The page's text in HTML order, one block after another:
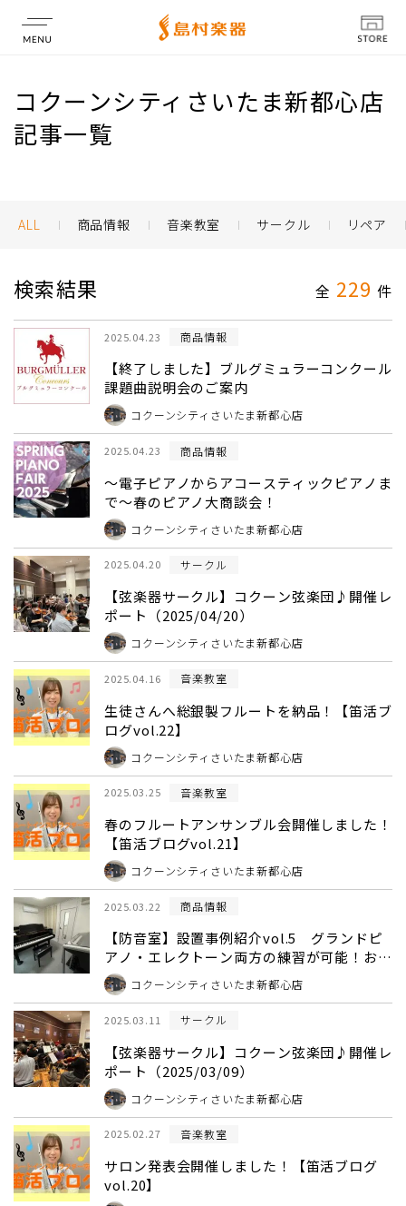
店舗情報
コクーンシティさいたま新都心店
記事一覧
ALL 商品情報 音楽教室 サークル リペア
検索結果 全 229 件
2025.04.23 商品情報
【終了しました】ブルグミュラーコンクール
課題曲説明会のご案内
コクーンシティさいたま新都心店
2025.04.23 商品情報
～電子ピアノからアコースティックピアノま
で～春のピアノ大商談会！
コクーンシティさいたま新都心店
2025.04.20 サークル
【弦楽器サークル】コクーン弦楽団♪開催レ
ポート（2025/04/20）
コクーンシティさいたま新都心店
2025.04.16 音楽教室
生徒さんへ総銀製フルートを納品！【笛活ブ
ログvol.22】
コクーンシティさいたま新都心店
2025.03.25 音楽教室
春のフルートアンサンブル会開催しました！
【笛活ブログvol.21】
コクーンシティさいたま新都心店
2025.03.22 商品情報
【防音室】設置事例紹介vol.5 グランドピ
アノ・エレクトーン両方の練習が可能！お部
屋に合わせたサイズの防音室をご提案！
コクーンシティさいたま新都心店
2025.03.11 サークル
【弦楽器サークル】コクーン弦楽団♪開催レ
ポート（2025/03/09）
コクーンシティさいたま新都心店
2025.02.27 音楽教室
サロン発表会開催しました！【笛活ブログ
vol.20】